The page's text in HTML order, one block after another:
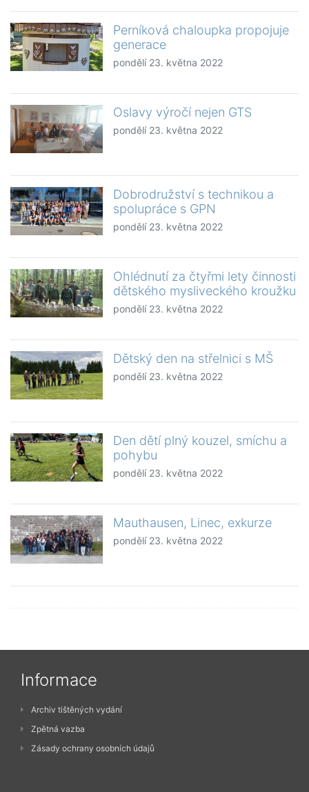
Perníková chaloupka propojuje
generace
pondělí 23. května 2022
Oslavy výročí nejen GTS
pondělí 23. května 2022
Dobrodružství s technikou a
spolupráce s GPN
pondělí 23. května 2022
Ohlédnutí za čtyřmi lety činnosti
dětského mysliveckého kroužku
pondělí 23. května 2022
Dětský den na střelnici s MŠ
pondělí 23. května 2022
Den dětí plný kouzel, smíchu a
pohybu
pondělí 23. května 2022
Mauthausen, Linec, exkurze
pondělí 23. května 2022
Informace
Archiv tištěných vydání
Zpětná vazba
Zásady ochrany osobních údajů